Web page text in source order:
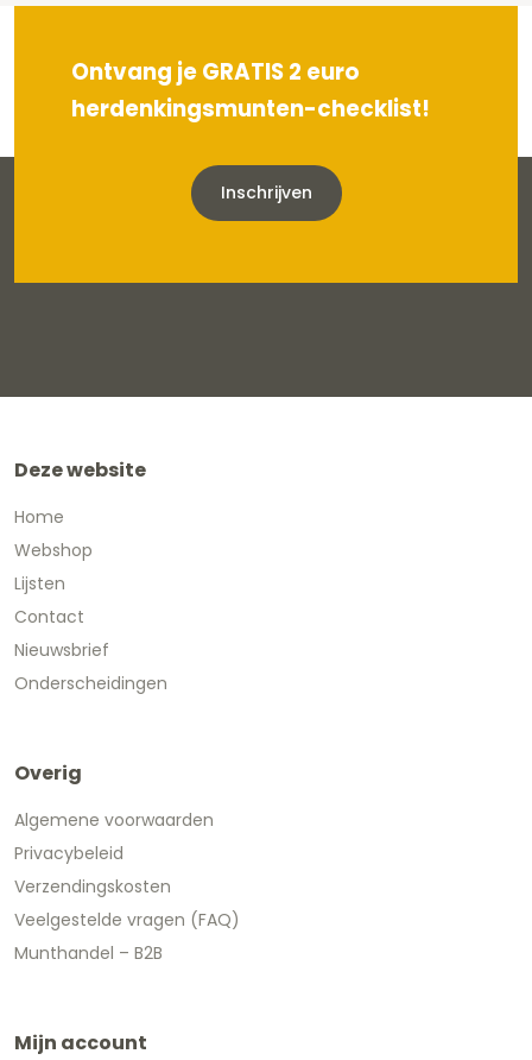
Ontvang je GRATIS 2 euro
herdenkingsmunten-checklist!
Inschrijven
Deze website
Home
Webshop
Lijsten
Contact
Nieuwsbrief
Onderscheidingen
Overig
Algemene voorwaarden
Privacybeleid
Verzendingskosten
Veelgestelde vragen (FAQ)
Munthandel – B2B
Mijn account